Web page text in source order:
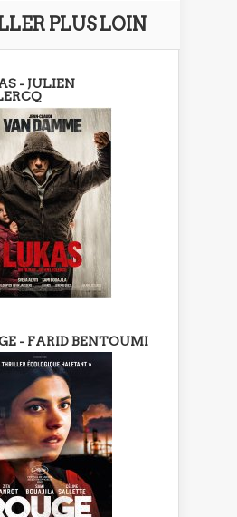
PLUS LOIN
- JULIEN
- FARID BENTOUMI